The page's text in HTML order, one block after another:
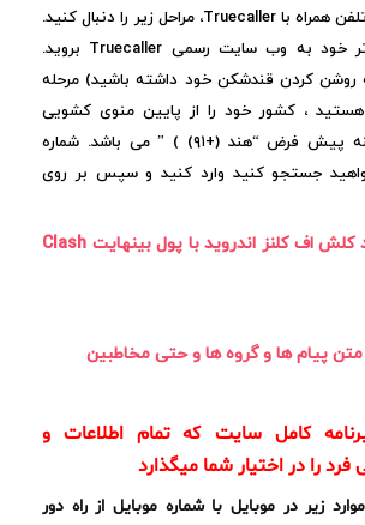
ردیابی مکان شماره تلفن همراه با Truecaller، مراحل زیر را دنبال کنید.
مرحله ۱. با کامپیوتر خود به وب سایت رسمی Truecaller بروید.
روشن کردن قندشکن خود داشته باشید) مرحله
هستید ، کشور خود را از پایین منوی کشویی
انتخاب کنید ، گزینه پیش فرض “هند (+۹۱) ) ” می باشد. شماره
جستجو کنید وارد کنید و سپس بر روی
دانلود آپدیت جدید کلش اف کلنز اندروید با پول بینهایت Clash
پیام ها و گروه ها و حتی مخاطبین
کامل سایت که تمام اطلاعات و
را در اختیار شما میگذارد
زیر در موبایل با شماره موبایل از راه دور